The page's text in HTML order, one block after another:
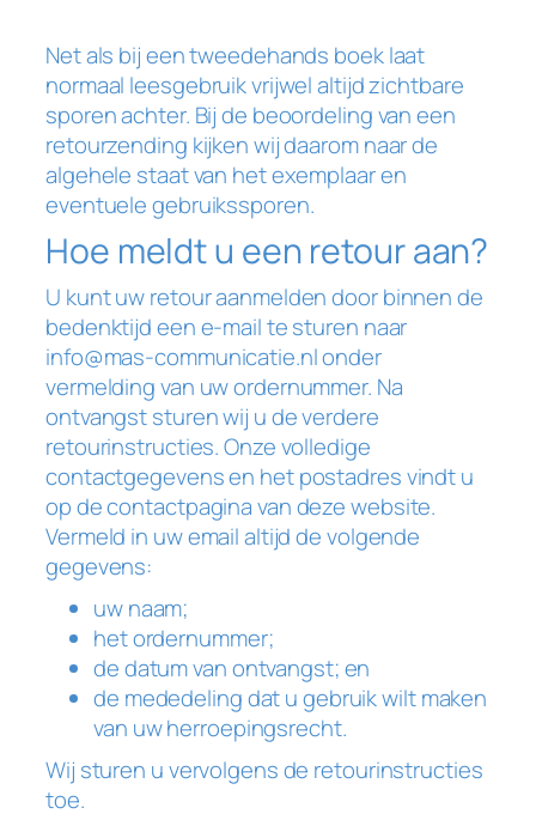
Net als bij een tweedehands boek laat
normaal leesgebruik vrijwel altijd zichtbare
sporen achter. Bij de beoordeling van een
retourzending kijken wij daarom naar de
algehele staat van het exemplaar en
eventuele gebruikssporen.
Hoe meldt u een retour aan?
U kunt uw retour aanmelden door binnen de
bedenktijd een e-mail te sturen naar
info@mas-communicatie.nl onder
vermelding van uw ordernummer. Na
ontvangst sturen wij u de verdere
retourinstructies. Onze volledige
contactgegevens en het postadres vindt u
op de contactpagina van deze website.
Vermeld in uw email altijd de volgende
gegevens:
uw naam;
het ordernummer;
de datum van ontvangst; en
de mededeling dat u gebruik wilt maken
van uw herroepingsrecht.
Wij sturen u vervolgens de retourinstructies
toe.